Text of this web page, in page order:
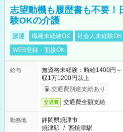
志望動機も履歴書も不要！
験OKの介護
派遣 職種未経験OK 社会人未経験OK
WEB登録・面接OK
給与
無資格未経験：時給1400
収1万1200円以上
交通費別途支給あり
交通費 交通費全額支給
勤務地
静岡県焼津市
焼津駅 / 西焼津駅